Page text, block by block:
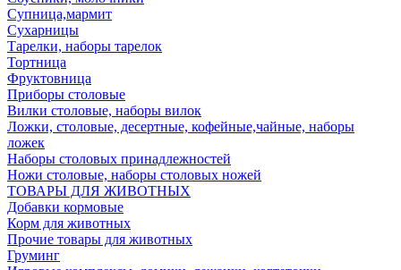
Супница,мармит
Сухарницы
Тарелки, наборы тарелок
Тортница
Фруктовница
Приборы столовые
Вилки столовые, наборы вилок
Ложки, столовые, десертные, кофейные,чайные, наборы
ложек
Наборы столовых принадлежностей
Ножи столовые, наборы столовых ножей
ТОВАРЫ ДЛЯ ЖИВОТНЫХ
Добавки кормовые
Корм для животных
Прочие товары для животных
Груминг